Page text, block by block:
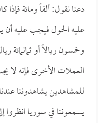
دعنا نقول: ألفاً ومائة
عليه الحول فيجب عليه
وخمسون ريالاً أو ثمانمائة
العملات الأخرى فإنه لا
للمشاهدين يشاهدوننا
يسمعوننا في سوريا